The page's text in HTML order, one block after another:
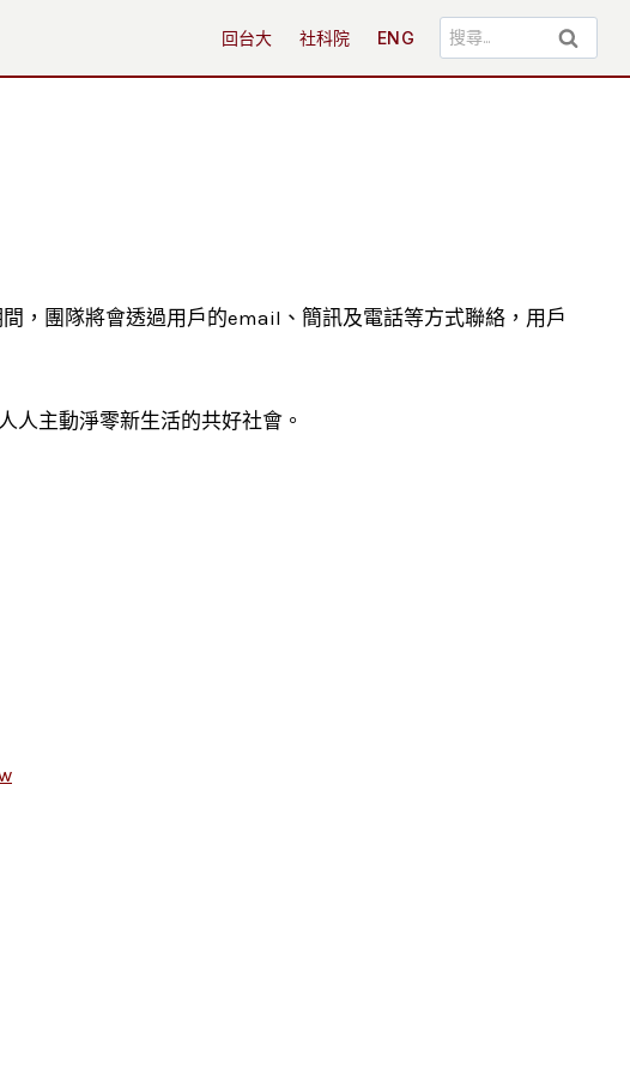
回台大 社科院 ENG
搜
尋
，團隊將會透過用戶的email、簡訊及電話等方式聯絡，用戶
人主動淨零新生活的共好社會。